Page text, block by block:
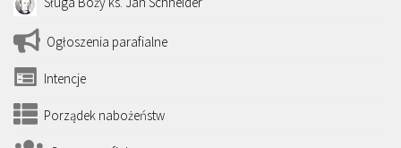
Ogłoszenia parafialne
Intencje
Porządek nabożeństw